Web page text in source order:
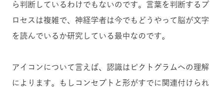
ら判断しているわけでもないのです。言葉を判断するプ
ロセスは複雑で、神経学者は今でもどうやって脳が文字
を読んでいるか研究している最中なのです。
アイコンについて言えば、認識はピクトグラムへの理解
によります。もしコンセプトと形がすでに関連付けられ